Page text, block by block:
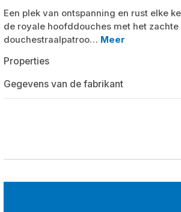
Een plek van ontspanning en rust elke
de royale hoofddouches met het zachte
douchestraalpatroo… Meer
Properties
Gegevens van de fabrikant